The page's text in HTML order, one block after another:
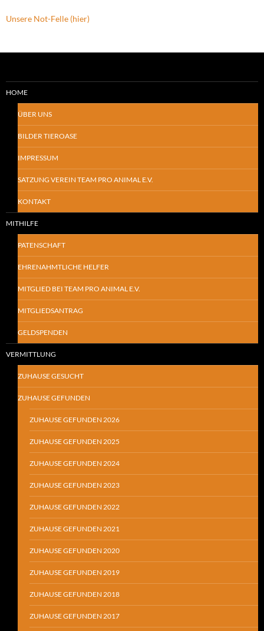
Unsere Not-Felle (hier)
HOME
ÜBER UNS
BILDER TIEROASE
IMPRESSUM
SATZUNG VEREIN TEAM PRO ANIMAL E.V.
KONTAKT
MITHILFE
PATENSCHAFT
EHRENAHMTLICHE HELFER
MITGLIED BEI TEAM PRO ANIMAL E.V.
MITGLIEDSANTRAG
GELDSPENDEN
VERMITTLUNG
ZUHAUSE GESUCHT
ZUHAUSE GEFUNDEN
ZUHAUSE GEFUNDEN 2026
ZUHAUSE GEFUNDEN 2025
ZUHAUSE GEFUNDEN 2024
ZUHAUSE GEFUNDEN 2023
ZUHAUSE GEFUNDEN 2022
ZUHAUSE GEFUNDEN 2021
ZUHAUSE GEFUNDEN 2020
ZUHAUSE GEFUNDEN 2019
ZUHAUSE GEFUNDEN 2018
ZUHAUSE GEFUNDEN 2017